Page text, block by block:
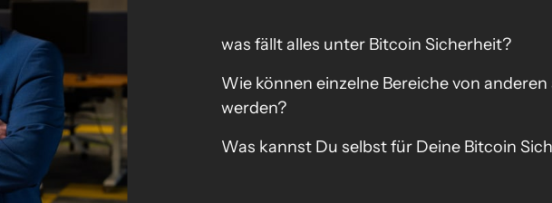
was fällt alles unter Bitcoin Sicherheit?
Wie können einzelne Bereiche von
werden?
Was kannst Du selbst für Deine Bitcoin